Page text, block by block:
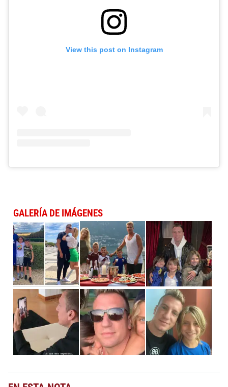
View this post on Instagram
GALERÍA DE IMÁGENES